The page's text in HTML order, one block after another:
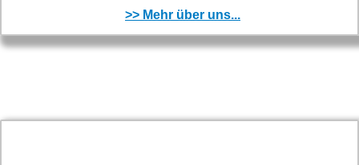
>> Mehr über uns...